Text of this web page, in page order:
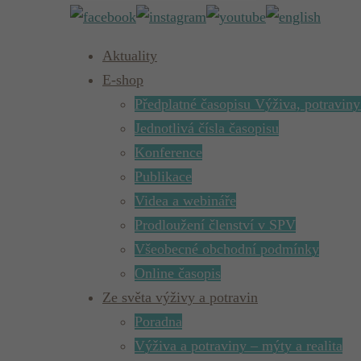
Aktuality
E-shop
Předplatné časopisu Výživa,
Jednotlivá čísla časopisu
Konference
Publikace
Videa a webináře
Prodloužení členství v SPV
Všeobecné obchodní podmínky
Online časopis
Ze světa výživy a potravin
Poradna
Výživa a potraviny – mýty a realita